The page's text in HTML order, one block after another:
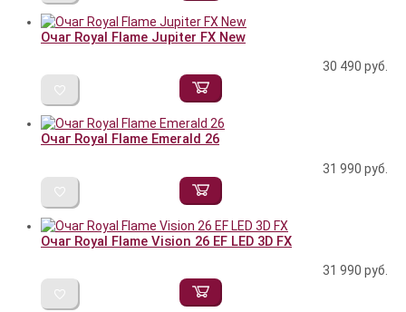
Очаг Royal Flame Jupiter FX New
30 490 руб.
Очаг Royal Flame Emerald 26
31 990 руб.
Очаг Royal Flame Vision 26 EF LED 3D FX
31 990 руб.